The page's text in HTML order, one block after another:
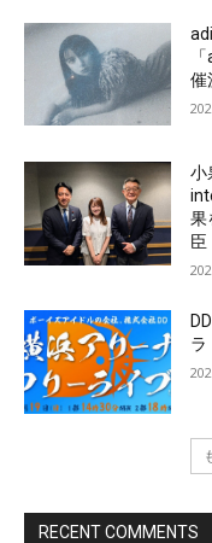
催
小
果
臣
ラ
RECENT COMMENTS